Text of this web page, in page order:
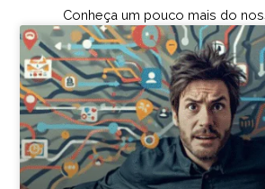
Conheça um pouco mais do